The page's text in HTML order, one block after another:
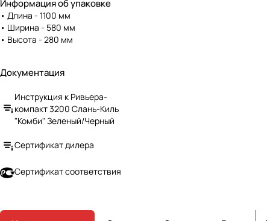
Информация об упаковке
• Длина - 1100 мм
• Ширина - 580 мм
• Высота - 280 мм
Документация
Инструкция к Ривьера-
компакт 3200 Слань-Киль
"Комби" Зеленый/Черный
Сертификат дилера
Сертификат соответствия